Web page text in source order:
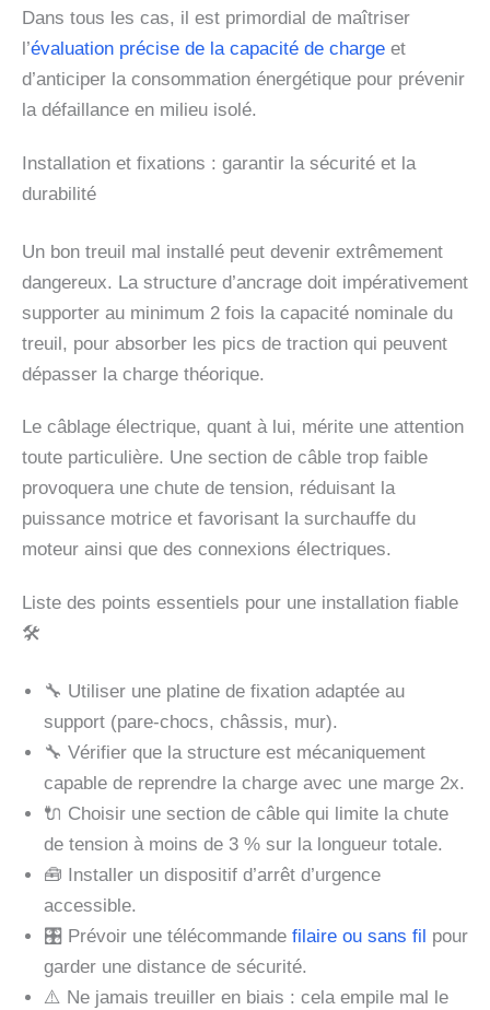
Dans tous les cas, il est primordial de maîtriser
l’évaluation précise de la capacité de charge et
d’anticiper la consommation énergétique pour prévenir
la défaillance en milieu isolé.
Installation et fixations : garantir la sécurité et la
durabilité
Un bon treuil mal installé peut devenir extrêmement
dangereux. La structure d’ancrage doit impérativement
supporter au minimum 2 fois la capacité nominale du
treuil, pour absorber les pics de traction qui peuvent
dépasser la charge théorique.
Le câblage électrique, quant à lui, mérite une attention
toute particulière. Une section de câble trop faible
provoquera une chute de tension, réduisant la
puissance motrice et favorisant la surchauffe du
moteur ainsi que des connexions électriques.
Liste des points essentiels pour une installation fiable
🛠️
🔧 Utiliser une platine de fixation adaptée au
support (pare-chocs, châssis, mur).
🔧 Vérifier que la structure est mécaniquement
capable de reprendre la charge avec une marge 2x.
🔌 Choisir une section de câble qui limite la chute
de tension à moins de 3 % sur la longueur totale.
🧰 Installer un dispositif d’arrêt d’urgence
accessible.
🎛️ Prévoir une télécommande filaire ou sans fil pour
garder une distance de sécurité.
⚠️ Ne jamais treuiller en biais : cela empile mal le